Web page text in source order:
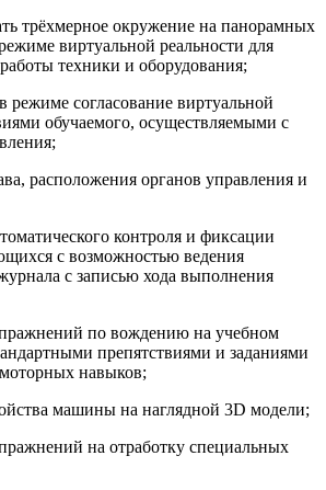
трёхмерное окружение на панорамных
виртуальной реальности для
техники и оборудования;
режиме согласование виртуальной
обучаемого, осуществляемыми с
расположения органов управления и
контроля и фиксации
с возможностью ведения
с записью хода выполнения
по вождению на учебном
препятствиями и заданиями
навыков;
машины на наглядной 3D модели;
на отработку специальных